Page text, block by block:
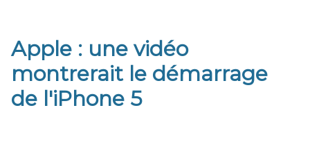
Apple : une vidéo
montrerait le démarrage
de l'iPhone 5